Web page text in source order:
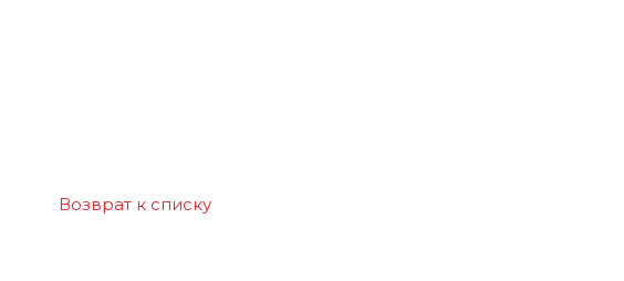
Возврат к списку